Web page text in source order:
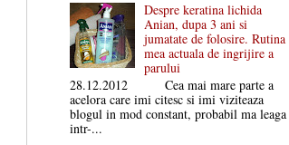
Despre keratina lichida
Anian, dupa 3 ani si
jumatate de folosire. Rutina
mea actuala de ingrijire a
parului
28.12.2012 Cea mai mare parte a
acelora care imi citesc si imi viziteaza
blogul in mod constant, probabil ma leaga
intr-...